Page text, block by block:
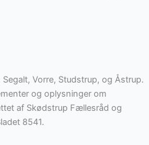
Vorre, Studstrup, og Åstrup.
og oplysninger om
af Skødstrup Fællesråd og
8541.